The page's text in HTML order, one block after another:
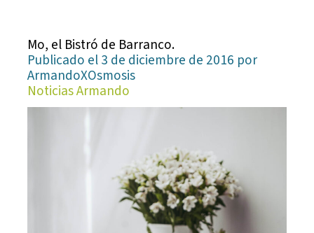
Mo, el Bistró de Barranco.
Publicado el 3 de diciembre de 2016 por
ArmandoXOsmosis
Noticias Armando